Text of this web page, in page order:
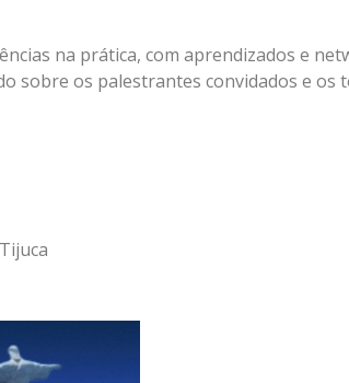
na prática, com aprendizados e
sobre os palestrantes convidados e os